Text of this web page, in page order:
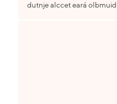
dutnje alccet eará